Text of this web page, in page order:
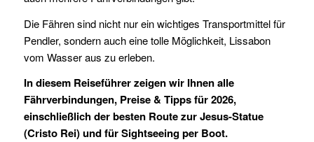
Die Fähren sind nicht nur ein wichtiges Transportmittel für
Pendler, sondern auch eine tolle Möglichkeit, Lissabon
vom Wasser aus zu erleben.
In diesem Reiseführer zeigen wir Ihnen alle
Fährverbindungen, Preise & Tipps für 2026,
einschließlich der besten Route zur Jesus-Statue
(Cristo Rei) und für Sightseeing per Boot.